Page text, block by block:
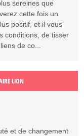
sereines que
cette fois un
positif, et il vous
conditions, de tisser
de co...
LION
et de changement